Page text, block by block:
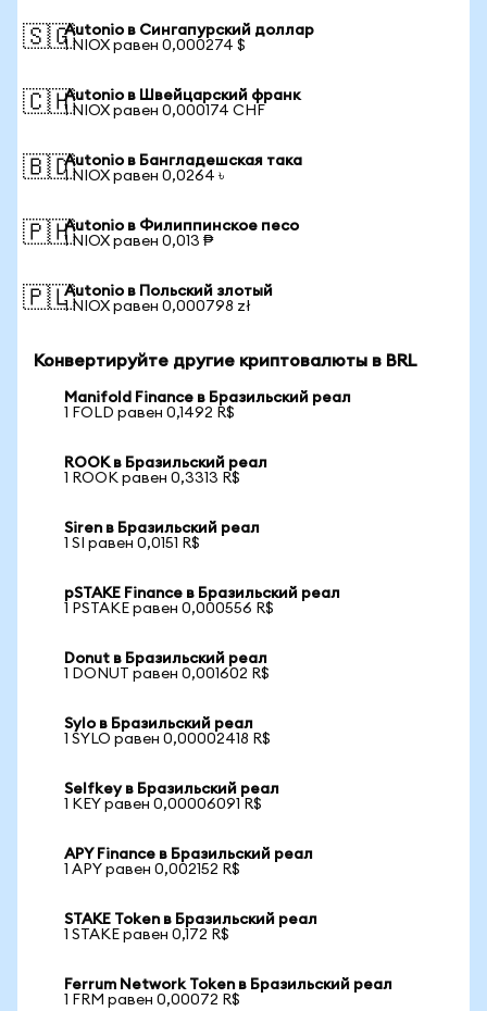
🇸🇬Autonio в Сингапурский доллар
1 NIOX равен 0,000274 $
🇨🇭Autonio в Швейцарский франк
1 NIOX равен 0,000174 CHF
🇧🇩Autonio в Бангладешская така
1 NIOX равен 0,0264 ৳
🇵🇭Autonio в Филиппинское песо
1 NIOX равен 0,013 ₱
🇵🇱Autonio в Польский злотый
1 NIOX равен 0,000798 zł
Конвертируйте другие криптовалюты в BRL
Manifold Finance в Бразильский реал
1 FOLD равен 0,1492 R$
ROOK в Бразильский реал
1 ROOK равен 0,3313 R$
Siren в Бразильский реал
1 SI равен 0,0151 R$
pSTAKE Finance в Бразильский реал
1 PSTAKE равен 0,000556 R$
Donut в Бразильский реал
1 DONUT равен 0,001602 R$
Sylo в Бразильский реал
1 SYLO равен 0,00002418 R$
Selfkey в Бразильский реал
1 KEY равен 0,00006091 R$
APY Finance в Бразильский реал
1 APY равен 0,002152 R$
STAKE Token в Бразильский реал
1 STAKE равен 0,172 R$
Ferrum Network Token в Бразильский реал
1 FRM равен 0,00072 R$